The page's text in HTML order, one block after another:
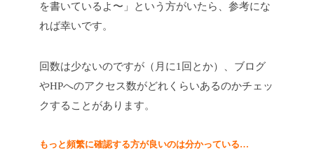
を書いているよ〜」という方がいたら、参考にな
れば幸いです。
回数は少ないのですが（月に1回とか）、ブログ
やHPへのアクセス数がどれくらいあるのかチェッ
クすることがあります。
もっと頻繁に確認する方が良いのは分かっている…